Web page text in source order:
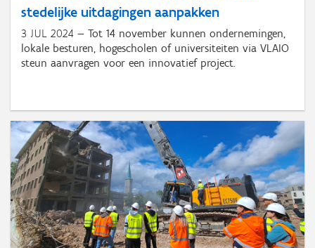
stedelijke uitdagingen aanpakken
3 JUL 2024
Tot 14 november kunnen ondernemingen,
lokale besturen, hogescholen of universiteiten via VLAIO
steun aanvragen voor een innovatief project.